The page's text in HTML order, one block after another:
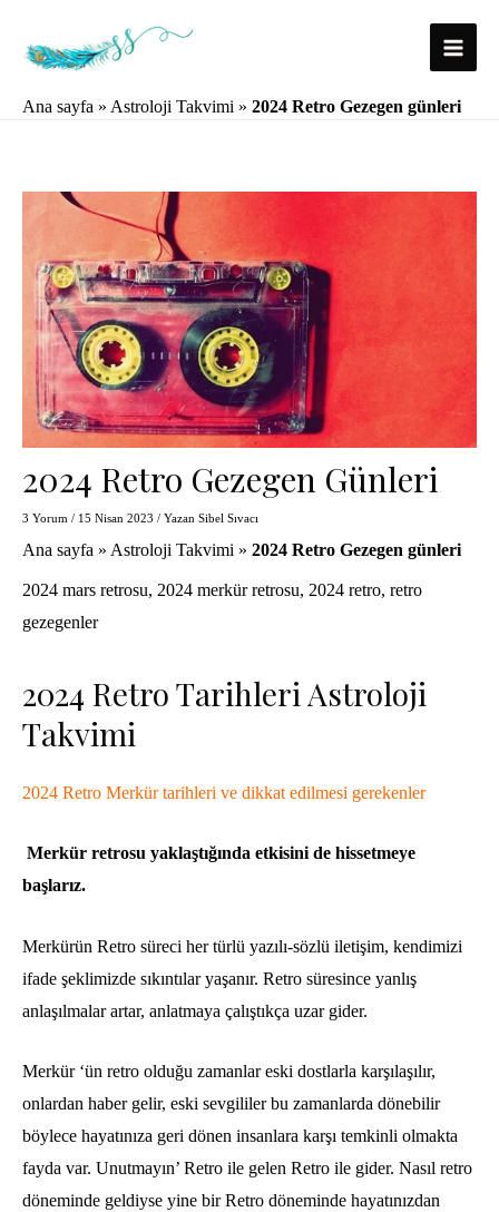
Main
Menu
Ana sayfa » Astroloji Takvimi » 2024 Retro Gezegen günleri
2024 Retro Gezegen Günleri
3 Yorum / 15 Nisan 2023 / Yazan Sibel Sıvacı
Ana sayfa » Astroloji Takvimi » 2024 Retro Gezegen günleri
2024 mars retrosu, 2024 merkür retrosu, 2024 retro, retro
gezegenler
2024 Retro Tarihleri Astroloji
Takvimi
2024 Retro Merkürtarihleri ve dikkat edilmesi gerekenler
Merkür retrosu yaklaştığında etkisini de hissetmeye
başlarız.
Merkürün Retro süreci her türlü yazılı-sözlü iletişim, kendimizi
ifade şeklimizde sıkıntılar yaşanır. Retro süresince yanlış
anlaşılmalar artar, anlatmaya çalıştıkça uzar gider.
Merkür ‘ün retro olduğu zamanlar eski dostlarla karşılaşılır,
onlardan haber gelir, eski sevgililer bu zamanlarda dönebilir
böylece hayatınıza geri dönen insanlara karşı temkinli olmakta
fayda var. Unutmayın’ Retro ile gelen Retro ile gider. Nasıl retro
döneminde geldiyse yine bir Retro döneminde hayatınızdan